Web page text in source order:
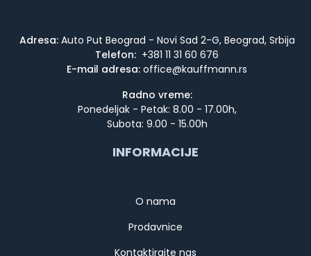
Adresa:Auto Put Beograd - Novi Sad 2-G, Beograd, Srbija
Telefon: +381 11 31 60 676
E-mail adresa:
Radno vreme:
Ponedeljak - Petak: 8.00 - 17.00h,
Subota: 9.00 - 15.00h
INFORMACIJE
O nama
Prodavnice
Kontaktirajte nas